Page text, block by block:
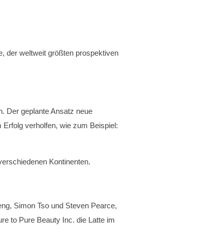
der weltweit größten prospektiven
Der geplante Ansatz neue
verholfen, wie zum Beispiel:
Kontinenten.
Simon Tso und Steven Pearce,
to Pure Beauty Inc. die Latte im